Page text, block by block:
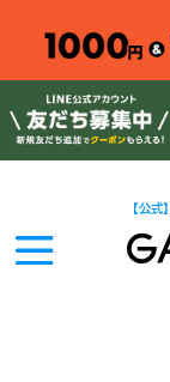
【公式】